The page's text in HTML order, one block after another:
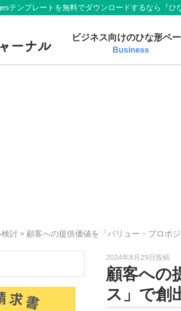
テンプレートを無料でダウンロードするなら『
料
テ
な
形
ャ
ビジネス向けのひな形ペ
Business
検討 > 顧客への提供価値を「バリュー・プロポ
2024年8月29日投稿
顧客への
ス」で創